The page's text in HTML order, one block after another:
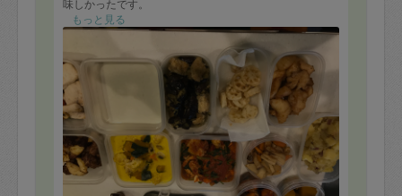
味しかったです。
またよろしくお願いします。
もっと見る